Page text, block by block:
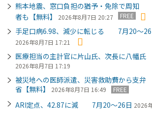
熊本地震、窓口負担の猶予・免除で周知
者も【無料】
2026年8月7日 20:27 FREE
手足口病6.98、減少に転じる 7月20～26
2026年8月7日 17:21
医療担当の主計官に片山氏、次長に八幡
2026年8月7日 17:19
被災地への医師派遣、災害救助費から支
省【無料】
2026年8月7日 16:49 FREE
ARI定点、42.87に減 7月20～26日 2026